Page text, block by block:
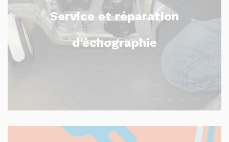
Service et réparation
d'échographie